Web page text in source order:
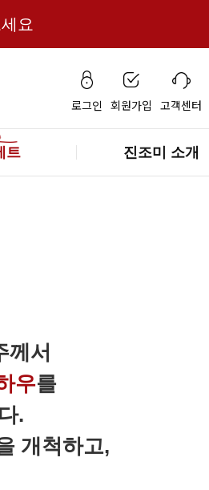
요
로그인 회원가입 고객센터
트 진조미 소개
께서
우를
.
개척하고,